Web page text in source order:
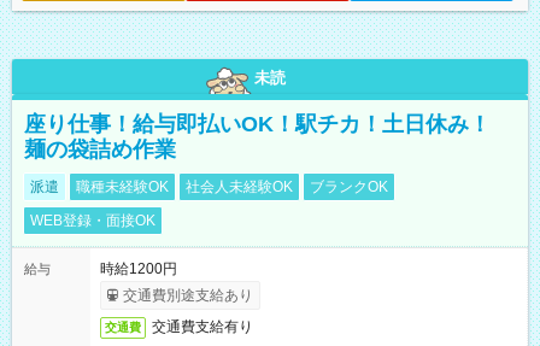
未読
座り仕事！給与即払いOK！駅チカ！土日休み！
麺の袋詰め作業
派遣 職種未経験OK 社会人未経験OK
ブランクOK
WEB登録・面接OK
給与
時給1200円
交通費別途支給あり
交通費 交通費支給有り